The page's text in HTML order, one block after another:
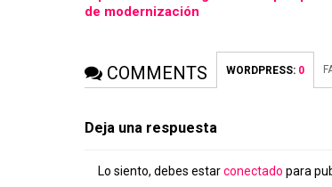
de modernización
COMMENTS WORDPRESS: 0
Deja una respuesta
Lo siento, debes estarconectado para